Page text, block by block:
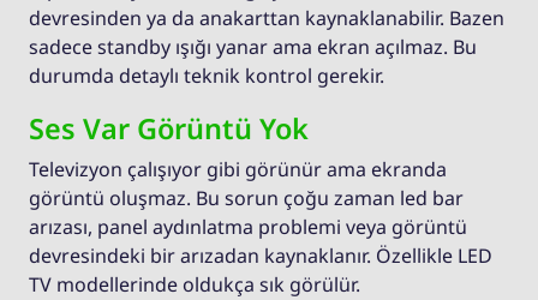
devresinden ya da anakarttan kaynaklanabilir. Bazen
sadece standby ışığı yanar ama ekran açılmaz. Bu
durumda detaylı teknik kontrol gerekir.
Ses Var Görüntü Yok
Televizyon çalışıyor gibi görünür ama ekranda
görüntü oluşmaz. Bu sorun çoğu zaman led bar
arızası, panel aydınlatma problemi veya görüntü
devresindeki bir arızadan kaynaklanır. Özellikle LED
TV modellerinde oldukça sık görülür.